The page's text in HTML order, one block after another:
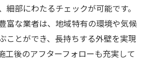
細部にわたるチェックが可能です。
富な業者は、地域特有の環境や気候
ことができ、長持ちする外壁を実現
工後のアフターフォローも充実して